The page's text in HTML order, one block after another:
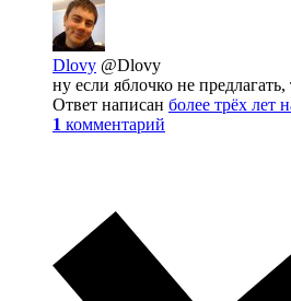
Dlovy @Dlovy
ну если яблочко не
Ответ написан более трёх лет
1 комментарий